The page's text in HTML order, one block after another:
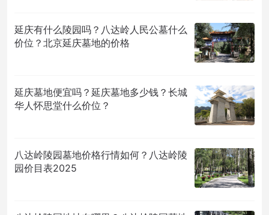
延庆有什么陵园吗？八达岭人民公墓什么
价位？北京延庆墓地的价格
延庆墓地便宜吗？延庆墓地多少钱？长城
华人怀思堂什么价位？
八达岭陵园墓地价格行情如何？八达岭陵
园价目表2025